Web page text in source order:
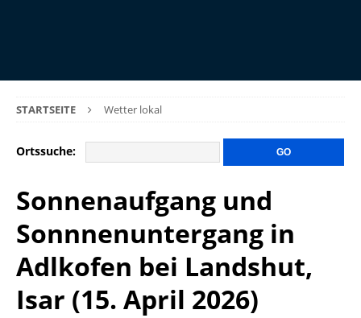
STARTSEITE Wetter lokal
Ortssuche:
Sonnenaufgang und
Sonnnenuntergang in
Adlkofen bei Landshut,
Isar (15. April 2026)